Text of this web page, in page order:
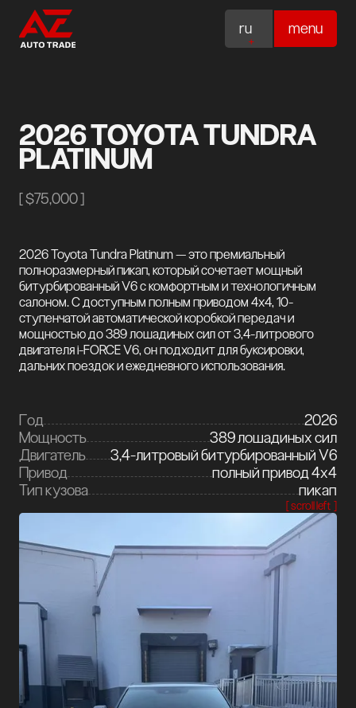
ru menu
[ scroll left ]
2026 TOYOTA TUNDRA
PLATINUM
[$75,000]
2026 Toyota Tundra Platinum — это премиальный
полноразмерный пикап, который сочетает мощный
битурбированный V6 с комфортным и технологичным
салоном. С доступным полным приводом 4x4, 10-
ступенчатой автоматической коробкой передач и
мощностью до 389 лошадиных сил от 3,4-литрового
двигателя i-FORCE V6, он подходит для буксировки,
дальних поездок и ежедневного использования.
Год
2026
Мощность
389 лошадиных сил
Двигатель
3,4-литровый битурбированный V6
Привод
полный привод 4x4
Тип кузова
пикап